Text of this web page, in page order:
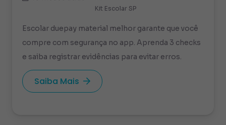
Kit Escolar SP
Escolar duepay material melhor garante que você
compre com segurança no app. Aprenda 3 checks
e saiba registrar evidências para evitar erros.
Saiba Mais